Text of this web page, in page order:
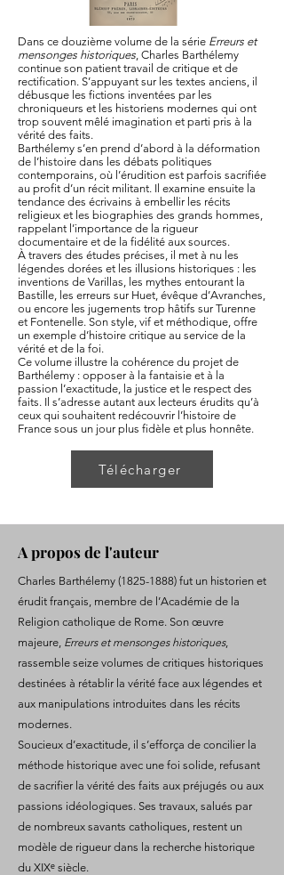
Dans ce douzième volume de la série Erreurs et
mensonges historiques, Charles Barthélemy
continue son patient travail de critique et de
rectification. S’appuyant sur les textes anciens, il
débusque les fictions inventées par les
chroniqueurs et les historiens modernes qui ont
trop souvent mêlé imagination et parti pris à la
vérité des faits.
Barthélemy s’en prend d’abord à la déformation
de l’histoire dans les débats politiques
contemporains, où l’érudition est parfois sacrifiée
au profit d’un récit militant. Il examine ensuite la
tendance des écrivains à embellir les récits
religieux et les biographies des grands hommes,
rappelant l’importance de la rigueur
documentaire et de la fidélité aux sources.
À travers des études précises, il met à nu les
légendes dorées et les illusions historiques : les
inventions de Varillas, les mythes entourant la
Bastille, les erreurs sur Huet, évêque d’Avranches,
ou encore les jugements trop hâtifs sur Turenne
et Fontenelle. Son style, vif et méthodique, offre
un exemple d’histoire critique au service de la
vérité et de la foi.
Ce volume illustre la cohérence du projet de
Barthélemy : opposer à la fantaisie et à la
passion l’exactitude, la justice et le respect des
faits. Il s’adresse autant aux lecteurs érudits qu’à
ceux qui souhaitent redécouvrir l’histoire de
France sous un jour plus fidèle et plus honnête.
Télécharger
A propos de l'auteur
Charles Barthélemy (1825-1888) fut un historien et
érudit français, membre de l’Académie de la
Religion catholique de Rome. Son œuvre
majeure, Erreurs et mensonges historiques,
rassemble seize volumes de critiques historiques
destinées à rétablir la vérité face aux légendes et
aux manipulations introduites dans les récits
modernes.
Soucieux d’exactitude, il s’efforça de concilier la
méthode historique avec une foi solide, refusant
de sacrifier la vérité des faits aux préjugés ou aux
passions idéologiques. Ses travaux, salués par
de nombreux savants catholiques, restent un
modèle de rigueur dans la recherche historique
du XIXᵉ siècle.